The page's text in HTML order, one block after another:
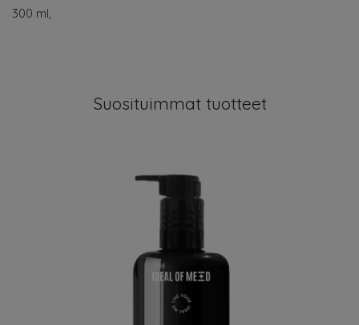
300 ml,
Suosituimmat tuotteet